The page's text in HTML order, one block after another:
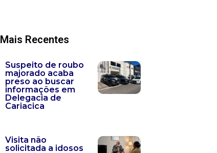
Mais Recentes
Suspeito de roubo
majorado acaba
preso ao buscar
informações em
Delegacia de
Cariacica
Visita não
solicitada a idosos